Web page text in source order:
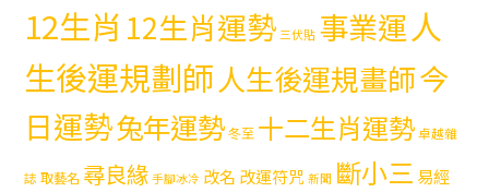
12生肖 12生肖運勢 三伏貼 事業運人
生後運規劃師 人生後運規畫師今
日運勢兔年運勢冬至 十二生肖運勢 卓越雜
誌 取藝名 尋良緣 手腳冰冷 改名 改運符咒 新聞 斷小三易經